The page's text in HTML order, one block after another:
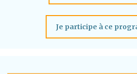
Je participe à ce